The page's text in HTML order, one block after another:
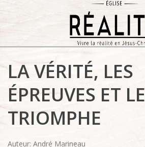
LA VÉRITÉ, LES
ÉPREUVES ET LE
TRIOMPHE
Auteur: André Marineau